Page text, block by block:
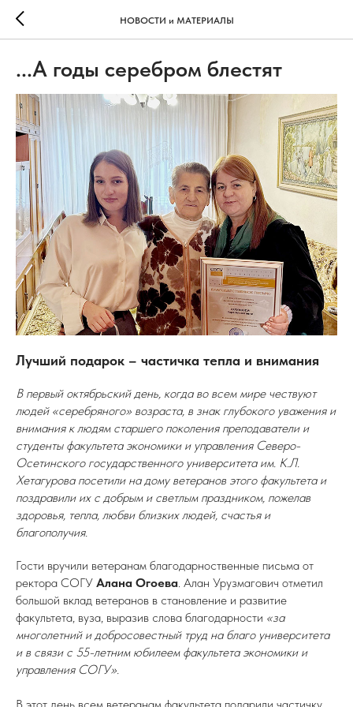
НОВОСТИ и МАТЕРИАЛЫ
...А годы серебром блестят
Лучший подарок – частичка тепла и внимания
В первый октябрьский день, когда во всем мире чествуют
людей «серебряного» возраста, в знак глубокого уважения и
внимания к людям старшего поколения преподаватели и
студенты факультета экономики и управления Северо-
Осетинского государственного университета им. К.Л.
Хетагурова посетили на дому ветеранов этого факультета и
поздравили их с добрым и светлым праздником, пожелав
здоровья, тепла, любви близких людей, счастья и
благополучия.
Гости вручили ветеранам благодарноственные письма от
ректора СОГУ Алана Огоева. Алан Урузмагович отметил
большой вклад ветеранов в становление и развитие
факультета, вуза, выразив слова благодарности «за
многолетний и добросовестный труд на благо университета
и в связи с 55-летним юбилеем факультета экономики и
управления СОГУ».